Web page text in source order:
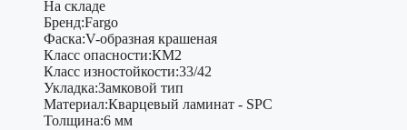
На складе
Бренд:Fargo
Фаска:V-образная крашеная
Класс опасности:КМ2
Класс изностойкости:33/42
Укладка:Замковой тип
Материал:Кварцевый ламинат - SPC
Толщина:6 мм